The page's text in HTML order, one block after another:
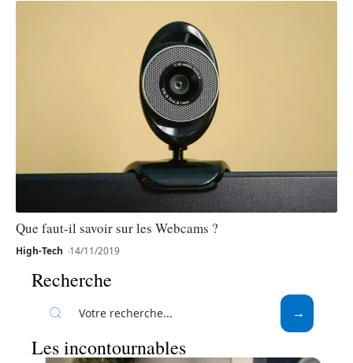
Que faut-il savoir sur les Webcams ?
High-Tech 14/11/2019
Recherche
Les incontournables